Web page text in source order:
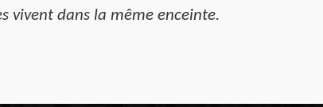
vivent dans la même enceinte.